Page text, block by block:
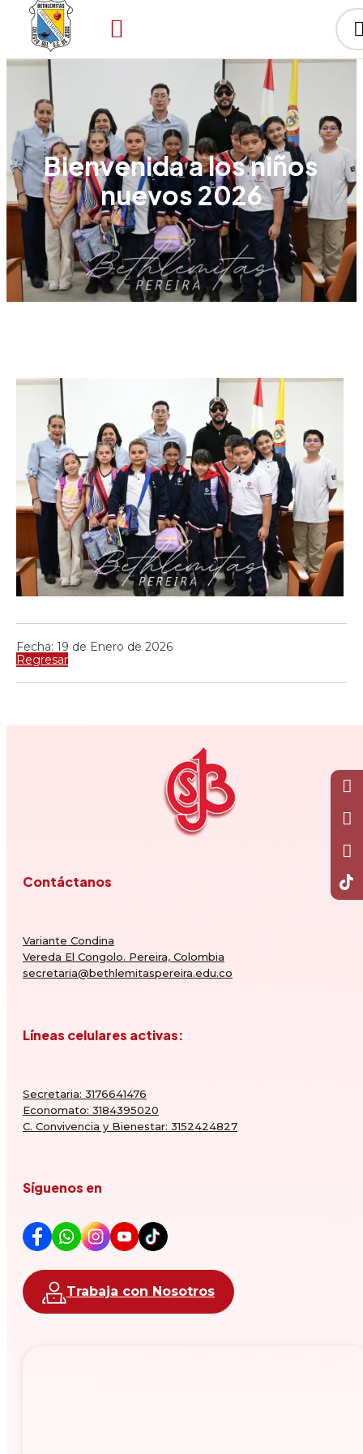
Bienvenida a los niños
nuevos 2026
Fecha: 19 de Enero de 2026
Regresar
Contáctanos
Variante Condina
Vereda El Congolo. Pereira, Colombia
secretaria@bethlemitaspereira.edu.co
Líneas celulares activas:
Secretaria: 3176641476
Economato: 3184395020
C. Convivencia y Bienestar: 3152424827
Síguenos en
Trabaja con Nosotros